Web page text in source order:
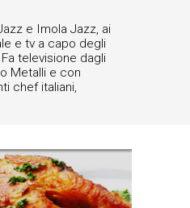
e Imola Jazz, ai
e tv a capo degli
televisione dagli
Metalli e con
chef italiani,